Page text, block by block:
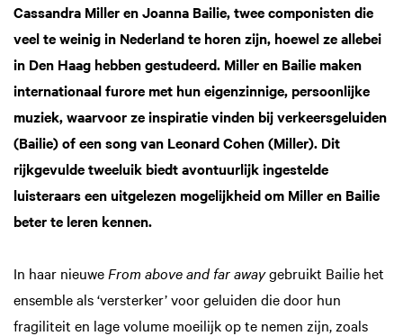
Cassandra Miller en Joanna Bailie, twee componisten die
veel te weinig in Nederland te horen zijn, hoewel ze allebei
in Den Haag hebben gestudeerd. Miller en Bailie maken
internationaal furore met hun eigenzinnige, persoonlijke
muziek, waarvoor ze inspiratie vinden bij verkeersgeluiden
(Bailie) of een song van Leonard Cohen (Miller). Dit
rijkgevulde tweeluik biedt avontuurlijk ingestelde
luisteraars een uitgelezen mogelijkheid om Miller en Bailie
beter te leren kennen.
In haar nieuwe From above and far awaygebruikt Bailie het
ensemble als ‘versterker’ voor geluiden die door hun
fragiliteit en lage volume moeilijk op te nemen zijn, zoals